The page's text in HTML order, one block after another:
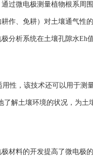
过微电极测量植物根系周
作、免耕）对土壤通气性
分析系统在土壤孔隙水Eh
性，该技术还可以用于测
解土壤环境的状况，为土
材料的开发提高了微电极